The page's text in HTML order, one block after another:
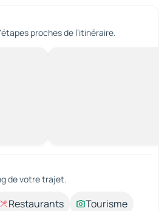
proches de l’itinéraire.
de votre trajet.
Restaurants
Tourisme